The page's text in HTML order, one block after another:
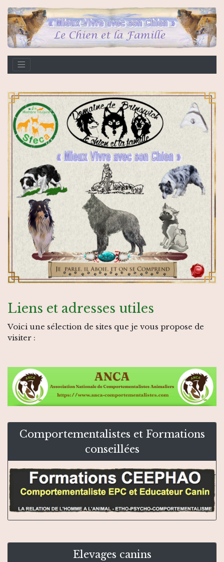
Liens et adresses utiles
Voici une sélection de sites que je vous propose de
visiter :
Comportementalistes et Formations
conseillées
Elevages canins